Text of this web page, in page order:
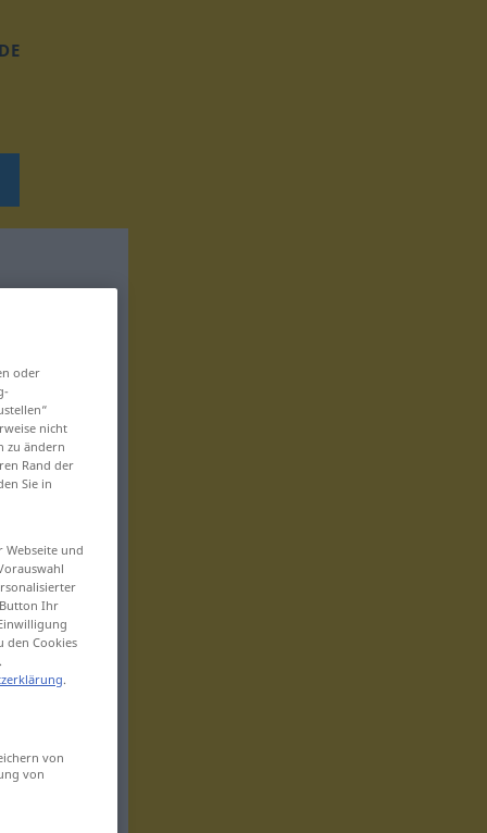
oder
nicht
zu ändern
Rand der
Sie in
und
Ihr
den Cookies
.
von
von